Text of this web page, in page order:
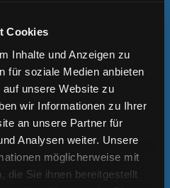
Cookies
Inhalte und Anzeigen zu
für soziale Medien anbieten
unsere Website zu
wir Informationen zu Ihrer
an unsere Partner für
Analysen weiter. Unsere
möglicherweise mit
die Sie ihnen bereitgestellt
wird mit einer
Produkt ausgestattet.